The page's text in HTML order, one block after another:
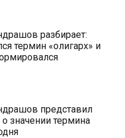
разбирает:
термин «олигарх» и
представил
значении термина